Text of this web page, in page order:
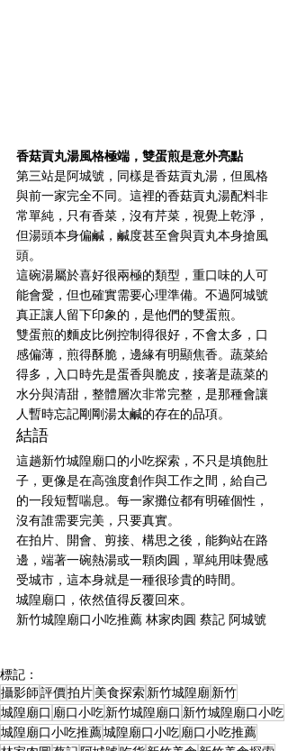
香菇貢丸湯風格極端，雙蛋煎是意外亮點
第三站是阿城號，同樣是香菇貢丸湯，但風格
與前一家完全不同。這裡的香菇貢丸湯配料非
常單純，只有香菜，沒有芹菜，視覺上乾淨，
但湯頭本身偏鹹，鹹度甚至會與貢丸本身搶風
頭。
這碗湯屬於喜好很兩極的類型，重口味的人可
能會愛，但也確實需要心理準備。不過阿城號
真正讓人留下印象的，是他們的雙蛋煎。
雙蛋煎的麵皮比例控制得很好，不會太多，口
感偏薄，煎得酥脆，邊緣有明顯焦香。蔬菜給
得多，入口時先是蛋香與脆皮，接著是蔬菜的
水分與清甜，整體層次非常完整，是那種會讓
人暫時忘記剛剛湯太鹹的存在的品項。
結語
這趟新竹城隍廟口的小吃探索，不只是填飽肚
子，更像是在高強度創作與工作之間，給自己
的一段短暫喘息。每一家攤位都有明確個性，
沒有誰需要完美，只要真實。
在拍片、開會、剪接、構思之後，能夠站在路
邊，端著一碗熱湯或一顆肉圓，單純用味覺感
受城市，這本身就是一種很珍貴的時間。
城隍廟口，依然值得反覆回來。
新竹城隍廟口小吃推薦 林家肉圓 蔡記 阿城號
標記：
攝影師評價拍片美食探索新竹城隍廟 新竹
城隍廟口 廟口小吃新竹城隍廟口 新竹城隍廟口小吃
城隍廟口小吃推薦城隍廟口小吃廟口小吃推薦